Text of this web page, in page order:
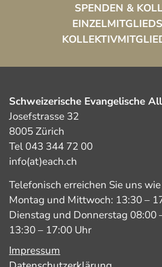
SPENDEN &
Schweizerische Evangelische
Josefstrasse 32
8005 Zürich
Tel 043 344 72 00
info(at)each.ch
Telefonisch erreichen Sie uns
Montag und Mittwoch: 13:30 –
Dienstag und Donnerstag 08:00
13:30 – 17:00 Uhr
Impressum